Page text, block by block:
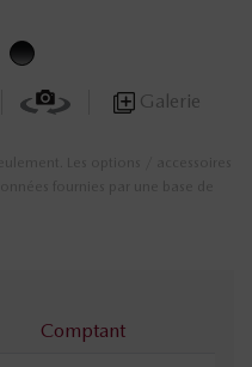
Galerie
Comptant